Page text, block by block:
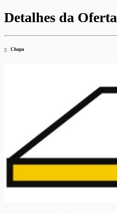
Detalhes da Oferta
Chapa